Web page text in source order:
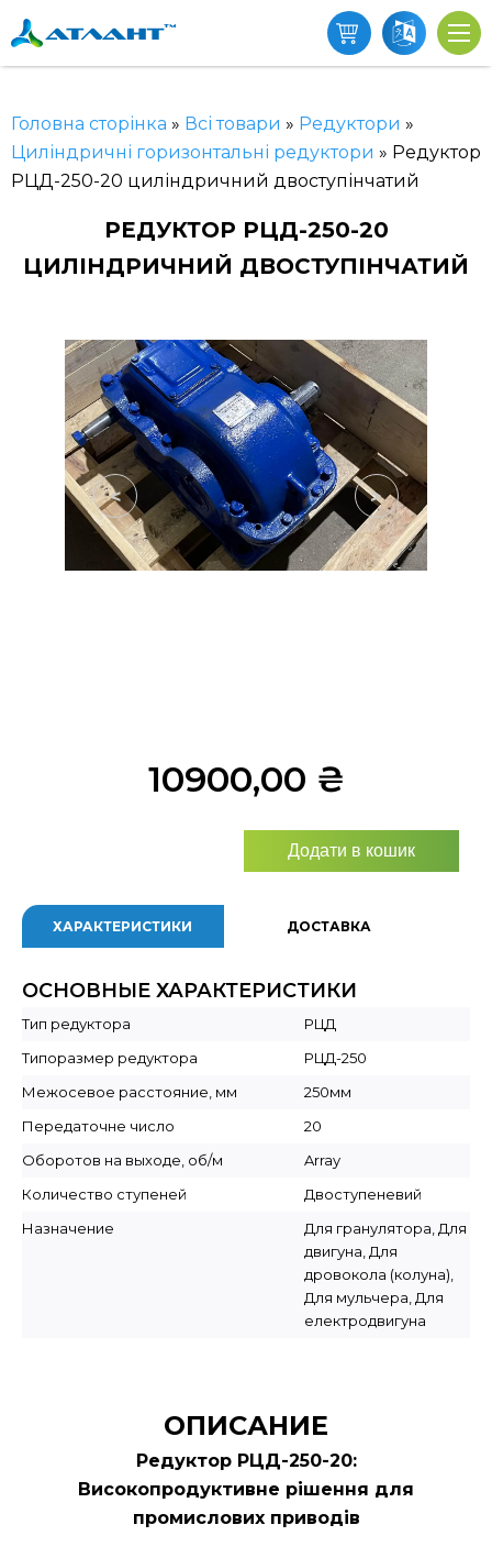
Головна сторінка » Всі товари » Редуктори »
Циліндричні горизонтальні редуктори » Редуктор
РЦД-250-20 циліндричний двоступінчатий
РЕДУКТОР РЦД-250-20
ЦИЛІНДРИЧНИЙ ДВОСТУПІНЧАТИЙ
< >
10900,00 ₴
Додати в кошик
ХАРАКТЕРИСТИКИ ДОСТАВКА
ОСНОВНЫЕ ХАРАКТЕРИСТИКИ
Тип редуктора
РЦД
Типоразмер редуктора
РЦД-250
Межосевое расстояние, мм
250мм
Передаточне число
20
Оборотов на выходе, об/м
Array
Количество ступеней
Двоступеневий
Назначение
Для гранулятора, Для
двигуна, Для
дровокола (колуна),
Для мульчера, Для
електродвигуна
ОПИСАНИЕ
Редуктор РЦД-250-20:
Високопродуктивне рішення для
промислових приводів